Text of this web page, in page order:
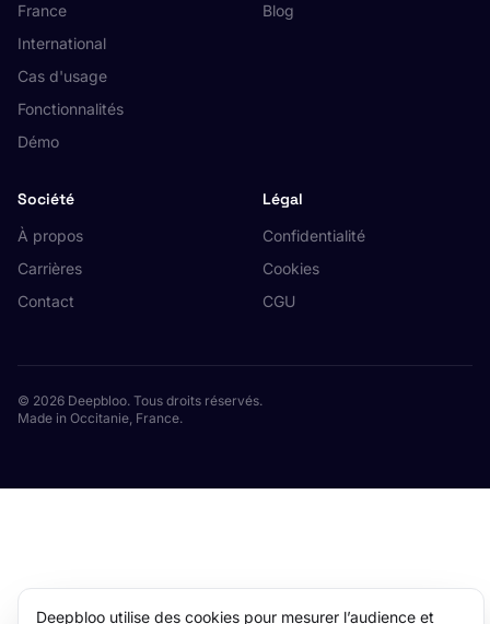
France
International
Cas d'usage
Fonctionnalités
Démo
Blog
Société
À propos
Carrières
Contact
Légal
Confidentialité
Cookies
CGU
© 2026 Deepbloo. Tous droits réservés.
Made in Occitanie, France.
Deepbloo utilise des cookies pour mesurer l’audience et